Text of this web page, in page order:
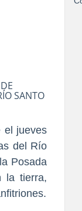
SANTO
el jueves
del Río
Posada
la tierra,